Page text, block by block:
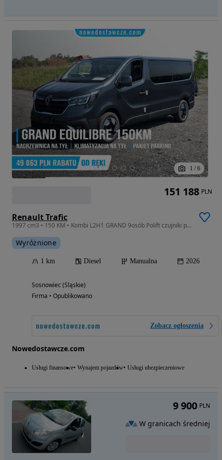
1 / 6
Renault Trafic
1997 cm3 • 150 KM • Kombi L2H1 GRAND 9osób Polift czujniki przód/bok/tył
Wyróżnione
1 km Diesel Manualna 2026
Sosnowiec (Śląskie)
Firma • Opublikowano
Zobacz ogłoszenia
Nowedostawcze.com
Usługi finansowe Wynajem pojazdów Usługi ubezpieczeniowe
151 188 PLN
9 900 PLN
W granicach średniej